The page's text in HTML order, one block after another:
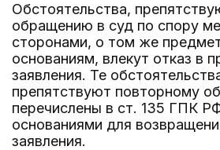
Обстоятельства,
обращению в суд по спору
сторонами, о том же
основаниям, влекут отказ в
заявления. Те
препятствуют повторному
перечислены в ст. 135 ГПК
основаниями для
заявления.